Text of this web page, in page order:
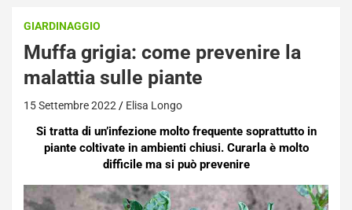
GIARDINAGGIO
Muffa grigia: come prevenire la
malattia sulle piante
15 Settembre 2022 Elisa Longo
Si tratta di un’infezione molto frequente soprattutto in
piante coltivate in ambienti chiusi. Curarla è molto
difficile ma si può prevenire